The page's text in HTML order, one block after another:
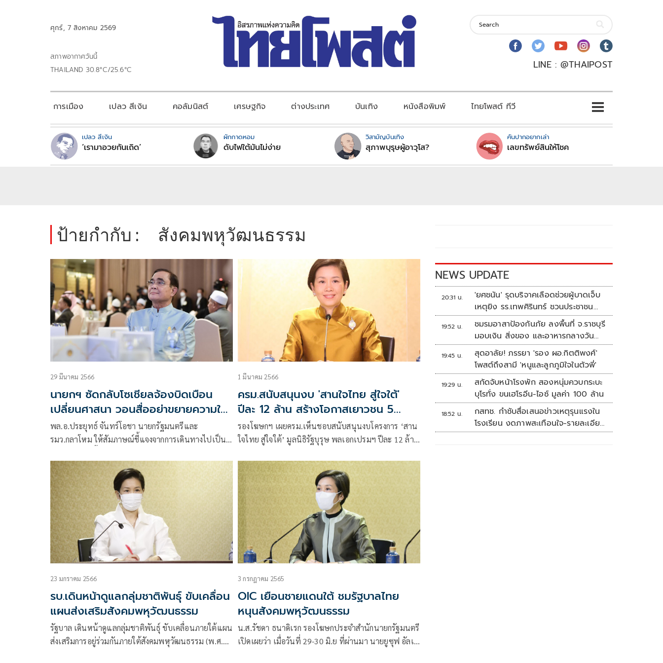
ศุกร์, 7 สิงหาคม 2569
สภาพอากาศวันนี้
THAILAND 30.8°C/25.6°C
LINE : @THAIPOST
การเมือง เปลว สีเงิน คอลัมนิสต์ เศรษฐกิจ ต่างประเทศ บันเทิง หนังสือพิมพ์ ไทยโพสต์ ทีวี
เปลว สีเงิน
‘เรามาอวยกันเถิด’
ผักกาดหอม
ดับไฟใต้มันไม่ง่าย
วิสามัญบันเทิง
สุภาพบุรุษผู้อาวุโส?
คันปากอยากเล่า
เลขทรัพย์สินให้โชค
ป้ายกำกับ : สังคมพหุวัฒนธรรม
29 มีนาคม 2566
นายกฯ ซัดกลับโซเชียลจ้องบิดเบือน
เปลี่ยนศาสนา วอนสื่ออย่าขยายความให้
ประเทศเสียหาย
พล.อ.ประยุทธ์ จันทร์โอชา นายกรัฐมนตรีและ
รมว.กลาโหม ให้สัมภาษณ์ชี้แจงจากการเดินทางไปเป็น
1444 เมื่อวันที่ 28 มี.ค.ที่ผ่านมา ว่า อย่าลืมว่า
ประเทศไทยเรามีศาสนาหลักอยู่
1 มีนาคม 2566
ครม.สนับสนุนงบ 'สานใจไทย สู่ใจใต้'
ปีละ 12 ล้าน สร้างโอกาสเยาวชน 5
จว.ชายแดนใต้
รองโฆษกฯ เผยครม.เห็นชอบสนับสนุนงบโครงการ ‘สาน
ใจไทย สู่ใจใต้’ มูลนิธิรัฐบุรุษ พลเอกเปรมฯ ปีละ 12 ล้าน
พหุวัฒนธรรมที่เข้มแข็ง
23 มกราคม 2566
รบ.เดินหน้าดูแลกลุ่มชาติพันธุ์ ขับเคลื่อน
แผนส่งเสริมสังคมพหุวัฒนธรรม
รัฐบาล เดินหน้าดูแลกลุ่มชาติพันธุ์ ขับเคลื่อนภายใต้แผน
ส่งเสริมการอยู่ร่วมกันภายใต้สังคมพหุวัฒนธรรม (พ.ศ.
3 กรกฎาคม 2565
OIC เยือนชายแดนใต้ ชมรัฐบาลไทย
หนุนสังคมพหุวัฒนธรรม
น.ส.รัชดา ธนาดิเรก รองโฆษกประจำสำนักนายกรัฐมนตรี
เปิดเผยว่า เมื่อวันที่ 29-30 มิ.ย ที่ผ่านมา นายยูซุฟ อัลเบ
NEWS UPDATE
20:31 น.
'ยศชนัน' รุดบริจาคเลือดช่วยผู้บาดเจ็บ
เหตุยิง รร.เทพศิรินทร์ ชวนประชาชน
ร่วมบริจาค
19:52 น.
ชมรมอาสาป้องกันภัย ลงพื้นที่ จ.ราชบุรี
มอบเงิน สิ่งของ และอาหารกลางวัน
แก่โรงเรียนบ้านหนองน้ำใส
19:45 น.
สุดอาลัย! ภรรยา 'รอง ผอ.กิตติพงศ์'
โพสต์ถึงสามี 'หนูและลูกภูมิใจในตัวพี่'
19:29 น.
สกัดจับหน้าโรงพัก สองหนุ่มควบกระบะ
บุโรทั่ง ขนเฮโรอีน-ไอซ์ มูลค่า 100 ล้าน
18:52 น.
กสทช. กำชับสื่อเสนอข่าวเหตุรุนแรงใน
โรงเรียน งดภาพสะเทือนใจ-รายละเอียด
เสี่ยงเลียนแบบ